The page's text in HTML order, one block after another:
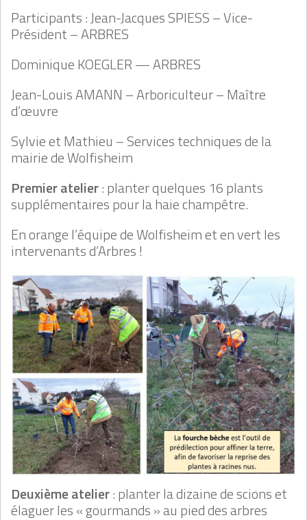
Participants : Jean-Jacques SPIESS – Vice-
Président – ARBRES
Dominique KOEGLER — ARBRES
Jean-Louis AMANN – Arboriculteur – Maître
d’œuvre
Sylvie et Mathieu – Services techniques de la
mairie de Wolfisheim
Premier atelier: planter quelques 16 plants
supplémentaires pour la haie champêtre.
En orange l’équipe de Wolfisheim et en vert les
intervenants d’Arbres !
Deuxième atelier: planter la dizaine de scions et
élaguer les « gourmands » au pied des arbres